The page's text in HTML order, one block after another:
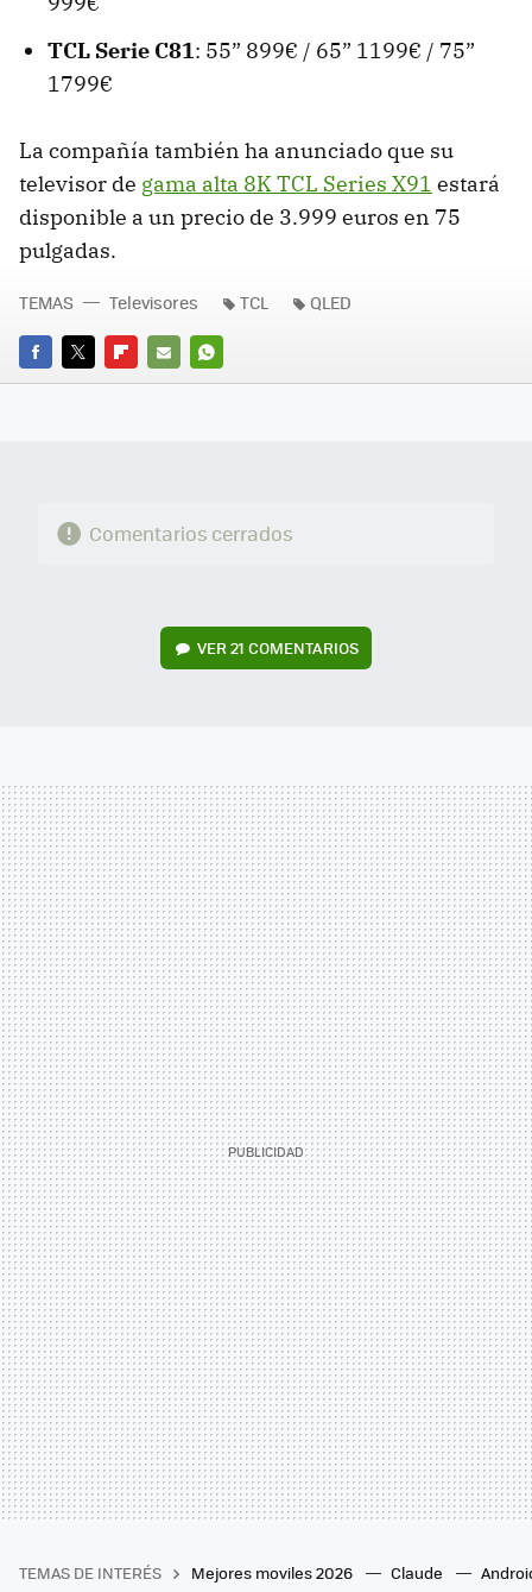
TCL Serie C81: 55” 899€ / 65” 1199€ / 75”
1799€
La compañía también ha anunciado que su
televisor de gama alta 8K TCL Series X91 estará
disponible a un precio de 3.999 euros en 75
pulgadas.
FACEBOOK
TWITTERFLIPBOARD
E-
WHATSAPP
TEMAS Televisores TCL QLED
Comentarios cerrados
VER21 COMENTARIOS
TEMAS DE INTERÉS Mejores moviles 2026 Claude